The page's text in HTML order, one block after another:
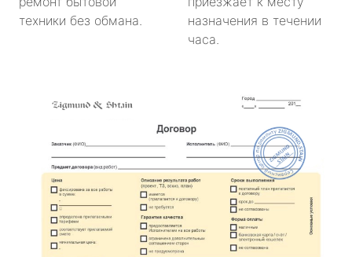
техники без обмана.
назначения в течении
часа.